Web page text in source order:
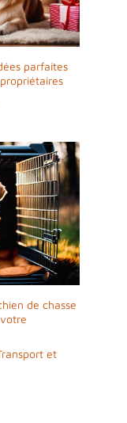
parfaites
de chasse
et